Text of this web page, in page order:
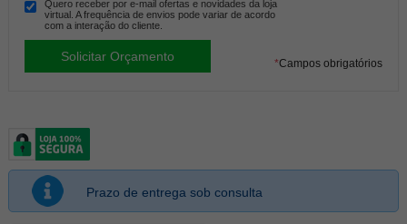
Quero receber por e-mail ofertas e novidades da loja
virtual. A frequência de envios pode variar de acordo
com a interação do cliente.
*Campos obrigatórios
Prazo de entrega sob consulta